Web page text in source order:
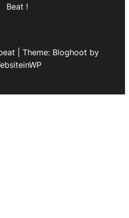
Beat !
| Theme: Bloghoot by